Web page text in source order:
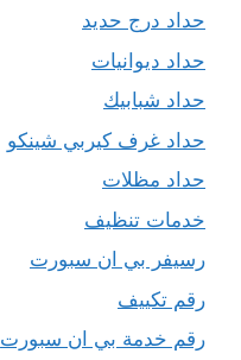
حداد درج حديد
حداد ديوانيات
حداد شبابيك
حداد غرف كيربي شينكو
حداد مظلات
خدمات تنظيف
رسيفر بي ان سبورت
رقم تكييف
رقم خدمة بي ان سبورت